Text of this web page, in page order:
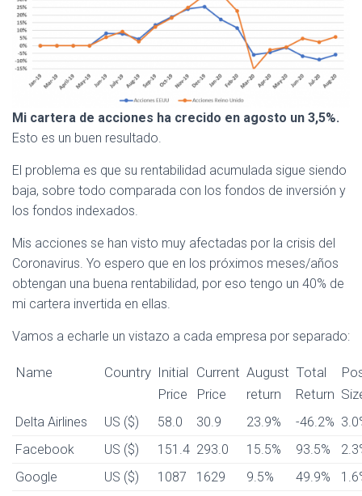
Mi cartera de acciones ha crecido en agosto un 3,5%.
Esto es un buen resultado.
El problema es que su rentabilidad acumulada sigue siendo
baja, sobre todo comparada con los fondos de inversión y
los fondos indexados.
Mis acciones se han visto muy afectadas por la crisis del
Coronavirus. Yo espero que en los próximos meses/años
obtengan una buena rentabilidad, por eso tengo un 40% de
mi cartera invertida en ellas.
Vamos a echarle un vistazo a cada empresa por separado:
Name Country Initial
Price
Current
Price
August
return
Total
Return
Delta Airlines US ($) 58.0 30.9 23.9% -46.2%
Facebook
US ($) 151.4 293.0 15.5% 93.5%
Google
US ($) 1087 1629 9.5% 49.9%